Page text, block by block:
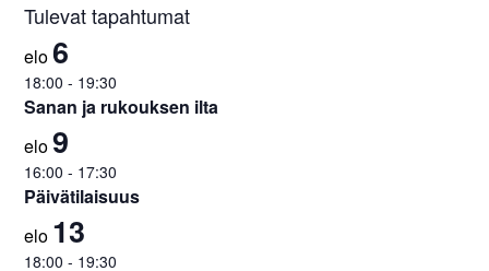
Tulevat tapahtumat
elo6
18:00 - 19:30
Sanan ja rukouksen ilta
elo9
16:00 - 17:30
Päivätilaisuus
elo 13
18:00 - 19:30